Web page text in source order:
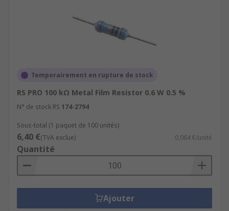
Temporairement en rupture de stock
RS PRO 100 kΩ Metal Film Resistor 0.6 W 0.5 %
N° de stock RS 174-2794
Sous-total (1 paquet de 100 unités)
6,40 €(TVA exclue) 0,064 €/unité
Quantité
Ajouter